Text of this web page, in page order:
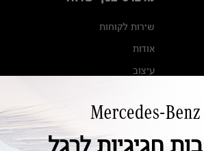
שירות לקוחות
אודות
עיצוב
מגזין מרצדס-בנץ
ספרי רכב מרצדס-בנץ